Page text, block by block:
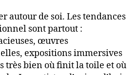
autour de soi. Les tendances
sont partout :
œuvres
expositions immersives
très bien où finit la toile et où